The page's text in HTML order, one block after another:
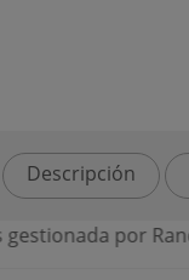
Descripción
por Randstad.